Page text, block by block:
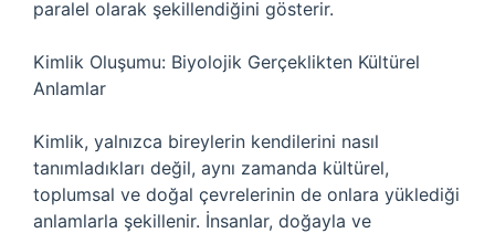
paralel olarak şekillendiğini gösterir.
Kimlik Oluşumu: Biyolojik Gerçeklikten Kültürel
Anlamlar
Kimlik, yalnızca bireylerin kendilerini nasıl
tanımladıkları değil, aynı zamanda kültürel,
toplumsal ve doğal çevrelerinin de onlara yüklediği
anlamlarla şekillenir. İnsanlar, doğayla ve